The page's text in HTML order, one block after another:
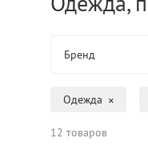
Бренд
Одежда
12 товаров